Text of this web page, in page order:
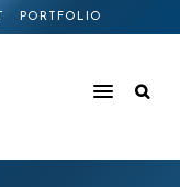
PORTFOLIO